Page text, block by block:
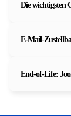
Die wichtigsten
E-Mail-
End-of-Life: